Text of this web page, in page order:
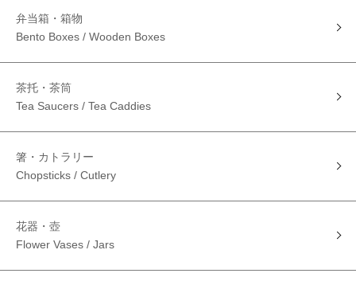
弁当箱・箱物
Bento Boxes / Wooden Boxes
茶托・茶筒
Tea Saucers / Tea Caddies
箸・カトラリー
Chopsticks / Cutlery
花器・壺
Flower Vases / Jars